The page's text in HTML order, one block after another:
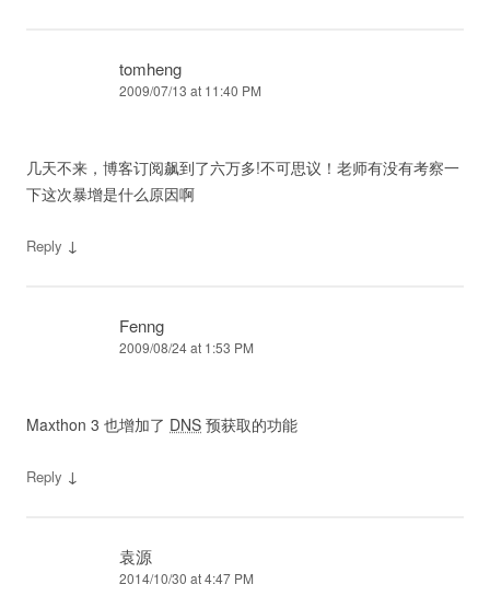
tomheng
2009/07/13 at 11:40 PM
几天不来，博客订阅飙到了六万多!不可思议！老师有没有考察一
下这次暴增是什么原因啊
Reply ↓
Fenng
2009/08/24 at 1:53 PM
Maxthon 3 也增加了 DNS 预获取的功能
Reply ↓
袁源
2014/10/30 at 4:47 PM